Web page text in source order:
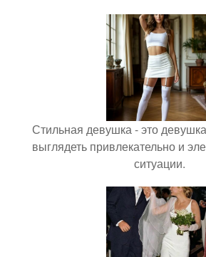
Стильная девушка - это
выглядеть привлекательно и
ситуации.